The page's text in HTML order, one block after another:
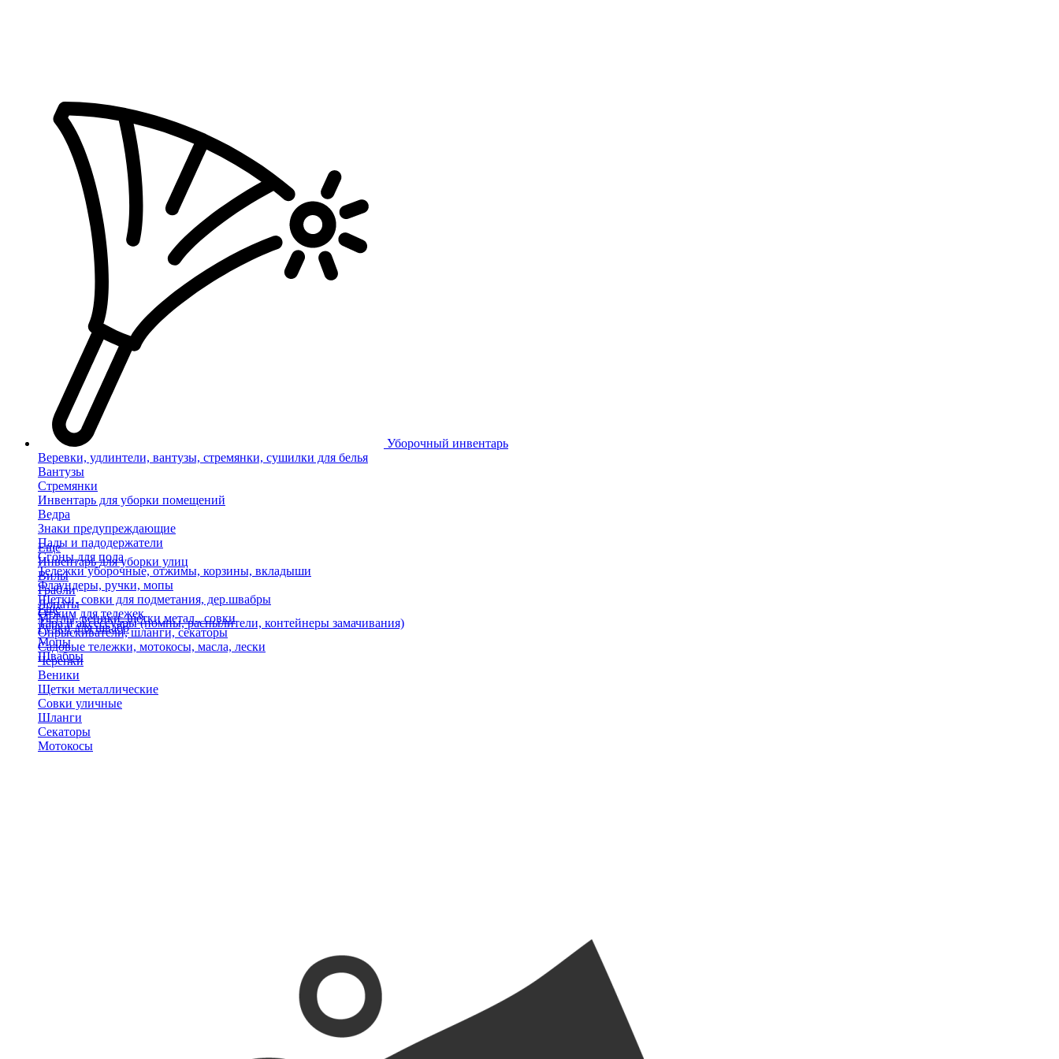
Уборочный инвентарь
Веревки, удлинтели, вантузы, стремянки, сушилки для белья
Вантузы
Стремянки
Инвентарь для уборки помещений
Ведра
Знаки предупреждающие
Пады и падодержатели
Сгоны для пола
Тележки уборочные, отжимы, корзины, вкладыши
Флаундеры, ручки, мопы
Щетки, совки для подметания, дер.швабры
Отжим для тележек
Ручки для швабр
Мопы
Швабры
Еще
Инвентарь для уборки улиц
Вилы
Грабли
Лопаты
Метлы, веники, щетки метал., совки
Опрыскиватели, шланги, секаторы
Садовые тележки, мотокосы, масла, лески
Черенки
Веники
Щетки металлические
Совки уличные
Шланги
Секаторы
Мотокосы
Еще
Тара и аксессуары (помпы, распылители, контейнеры замачивания)